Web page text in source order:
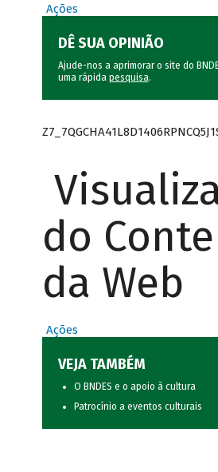
Ações
DÊ SUA OPINIÃO
Ajude-nos a aprimorar o site do
uma rápida pesquisa.
do
da Web
Ações
VEJA TAMBÉM
O BNDES e o apoio à cultura
Patrocínio a eventos culturais